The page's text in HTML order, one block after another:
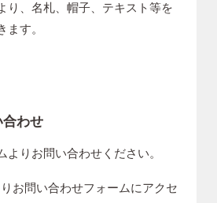
り、名札、帽子、テキスト等を
ます。
わせ
よりお問い合わせください。
お問い合わせフォームにアクセ